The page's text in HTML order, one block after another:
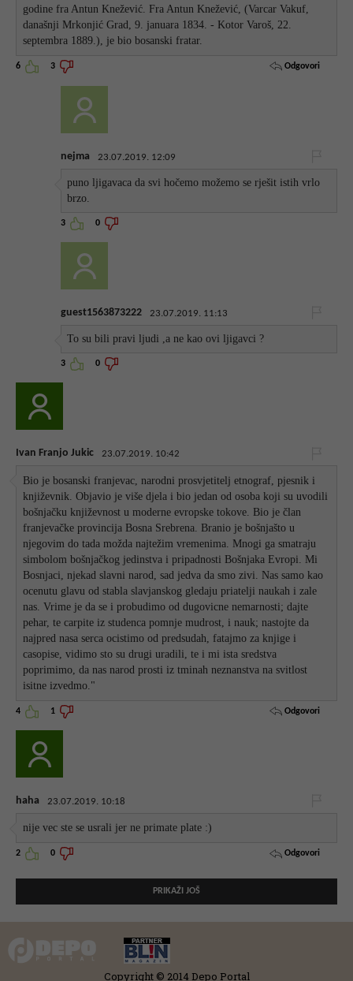
godine fra Antun Knežević. Fra Antun Knežević, (Varcar Vakuf,
današnji Mrkonjić Grad, 9. januara 1834. - Kotor Varoš, 22.
septembra 1889.), je bio bosanski fratar.
6 3 Odgovori
nejma 23.07.2019. 12:09
puno ljigavaca da svi hočemo možemo se rješit istih vrlo
brzo.
3 0
guest1563873222 23.07.2019. 11:13
To su bili pravi ljudi ,a ne kao ovi ljigavci ?
3 0
Ivan Franjo Jukic 23.07.2019. 10:42
Bio je bosanski franjevac, narodni prosvjetitelj etnograf, pjesnik i
književnik. Objavio je više djela i bio jedan od osoba koji su uvodili
bošnjačku književnost u moderne evropske tokove. Bio je član
franjevačke provincija Bosna Srebrena. Branio je bošnjašto u
njegovim do tada možda najtežim vremenima. Mnogi ga smatraju
simbolom bošnjačkog jedinstva i pripadnosti Bošnjaka Evropi. Mi
Bosnjaci, njekad slavni narod, sad jedva da smo zivi. Nas samo kao
ocenutu glavu od stabla slavjanskog gledaju priatelji naukah i zale
nas. Vrime je da se i probudimo od dugovicne nemarnosti; dajte
pehar, te carpite iz studenca pomnje mudrost, i nauk; nastojte da
najpred nasa serca ocistimo od predsudah, fatajmo za knjige i
casopise, vidimo sto su drugi uradili, te i mi ista sredstva
poprimimo, da nas narod prosti iz tminah neznanstva na svitlost
isitne izvedmo."
4 1 Odgovori
haha 23.07.2019. 10:18
nije vec ste se usrali jer ne primate plate :)
2 0 Odgovori
PRIKAŽI JOŠ
Copyright © 2014 Depo Portal